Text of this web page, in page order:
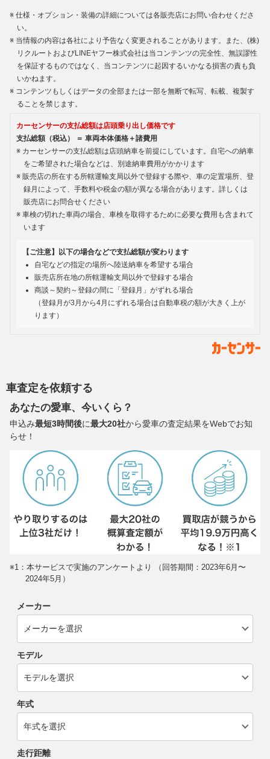
仕様・オプション・装備の詳細については各販売店にお問い合わせくださ
い。
当情報の内容は各社により予告なく変更されることがあります。また、(株)
リクルートおよびLINEヤフー株式会社は当コンテンツの完全性、無誤謬性
を保証するものではなく、当コンテンツに起因するいかなる損害の責も負
いかねます。
コンテンツもしくはデータの全部または一部を無断で転写、転載、複製す
ることを禁じます。
カーセンサーの支払総額は店頭乗り出し価格です
支払総額（税込） ＝ 車両本体価格＋諸費用
カーセンサーの支払総額は店頭納車を前提にしています。自宅への納車
をご希望された場合などは、別途納車費用がかかります
販売店の所在する所轄運輸支局以外で登録する際や、車の定置場所、登
録月によって、手数料や税金の額が異なる場合があります。詳しくは
販売店にお問合せください
車検の切れた車両の場合、車検を取得するために必要な費用も含まれて
います
【ご注意】以下の場合などで支払総額が変わります
自宅などの指定の場所へ陸送納車を希望する場合
販売店所在地の所轄運輸支局以外で登録する場合
商談～契約～登録の間に「登録月」がずれる場合
（登録月が3月から4月にずれる場合は自動車税の額が大きく上が
ります）
車査定を依頼する
あなたの愛車、今いくら？
申込み最短3時間後に最大20社から愛車の査定結果をWebでお知
らせ！
※1：本サービスで実施のアンケートより （回答期間：2023年6月〜
2024年5月）
メーカー
モデル
年式
走行距離